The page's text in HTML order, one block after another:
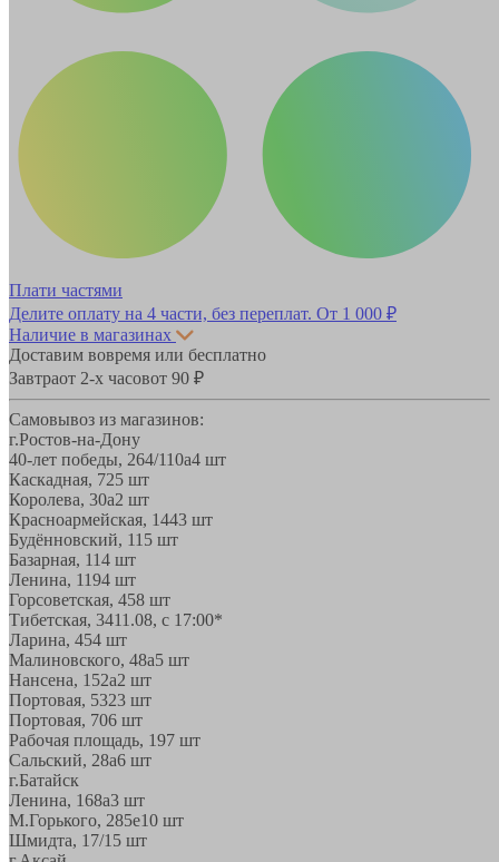
Плати частями
Делите оплату на 4 части, без переплат. От 1 000 ₽
Наличие в магазинах
Доставим вовремя или бесплатно
Завтраот 2-х часовот 90 ₽
Самовывоз из магазинов:
г.Ростов-на-Дону
40-лет победы, 264/110а4 шт
Каскадная, 725 шт
Королева, 30а2 шт
Красноармейская, 1443 шт
Будённовский, 11 5 шт
Базарная, 114 шт
Ленина, 1194 шт
Горсоветская, 458 шт
Тибетская, 3411.08, с 17:00*
Ларина, 454 шт
Малиновского, 48а5 шт
Нансена, 152а2 шт
Портовая, 5323 шт
Портовая, 706 шт
Рабочая площадь, 197 шт
Сальский, 28a6 шт
г.Батайск
Ленина, 168а3 шт
М.Горького, 285е10 шт
Шмидта, 17/1 5 шт